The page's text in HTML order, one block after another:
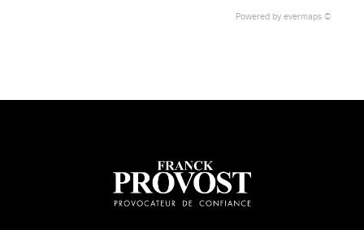
Powered by evermaps ©